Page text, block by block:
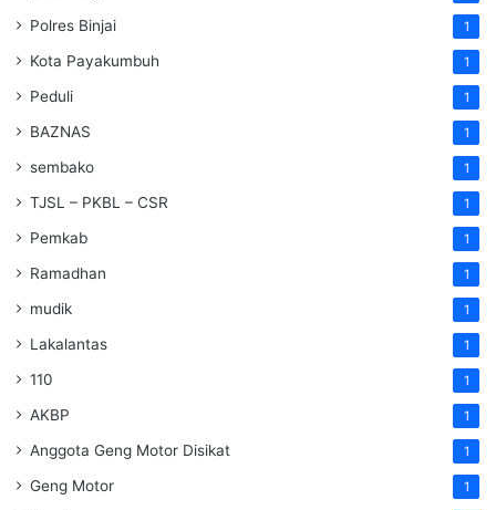
Polres Binjai 1
Kota Payakumbuh 1
Peduli 1
BAZNAS 1
sembako 1
TJSL – PKBL – CSR 1
Pemkab 1
Ramadhan 1
mudik 1
Lakalantas 1
110 1
AKBP 1
Anggota Geng Motor Disikat 1
Geng Motor 1